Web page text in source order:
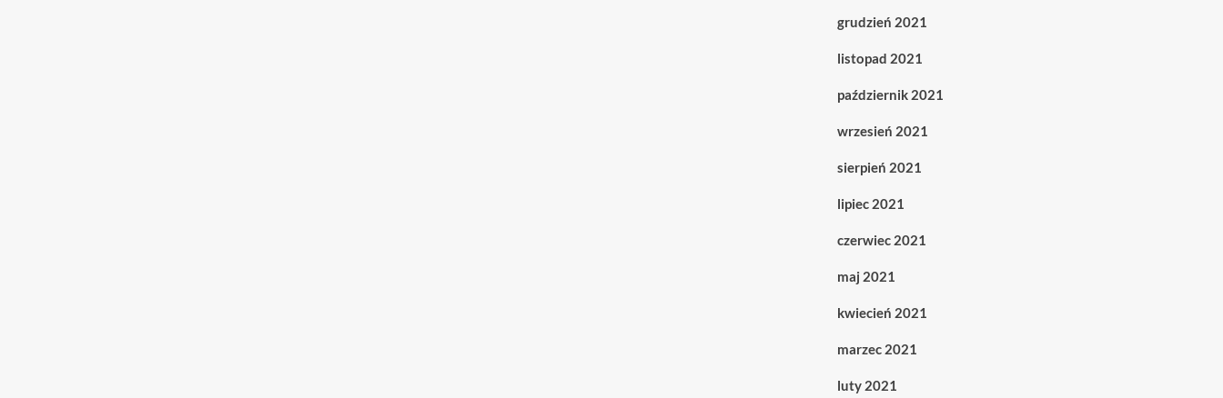
grudzień 2021
listopad 2021
październik 2021
wrzesień 2021
sierpień 2021
lipiec 2021
czerwiec 2021
maj 2021
kwiecień 2021
marzec 2021
luty 2021